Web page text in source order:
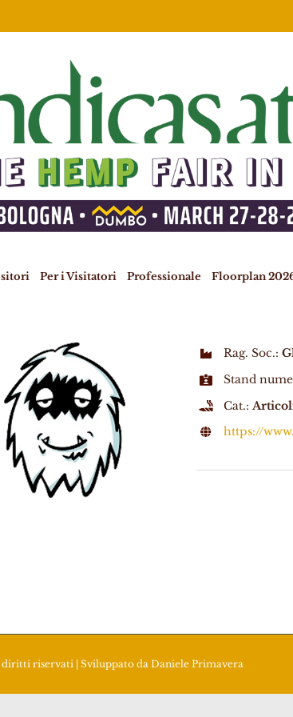
Per i Visitatori Professionale Floorplan
Rag. Soc.:
Stand
Cat.:
https://
riservati | Sviluppato da Daniele Primavera